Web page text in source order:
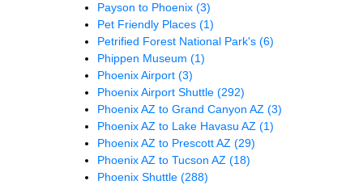
Payson to Phoenix (3)
Pet Friendly Places (1)
Petrified Forest National Park's (6)
Phippen Museum (1)
Phoenix Airport (3)
Phoenix Airport Shuttle (292)
Phoenix AZ to Grand Canyon AZ (3)
Phoenix AZ to Lake Havasu AZ (1)
Phoenix AZ to Prescott AZ (29)
Phoenix AZ to Tucson AZ (18)
Phoenix Shuttle (288)